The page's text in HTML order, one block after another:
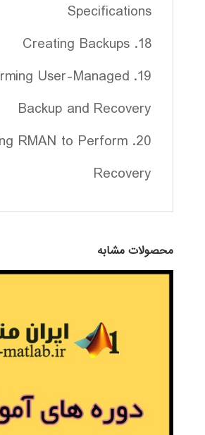
Specifications
18. Creating Backups
User-Managed
Backup and Recovery
RMAN to Perform
Recovery
محصولات مشابه